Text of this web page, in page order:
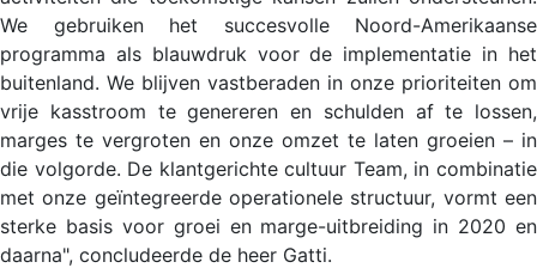
We gebruiken het succesvolle Noord-Amerikaanse
programma als blauwdruk voor de implementatie in het
buitenland. We blijven vastberaden in onze prioriteiten om
vrije kasstroom te genereren en schulden af te lossen,
marges te vergroten en onze omzet te laten groeien – in
die volgorde. De klantgerichte cultuur Team, in combinatie
met onze geïntegreerde operationele structuur, vormt een
sterke basis voor groei en marge-uitbreiding in 2020 en
daarna", concludeerde de heer Gatti.